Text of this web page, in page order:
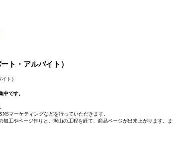
ト・アルバイト）
中です。
マーケティングなどを行っていただきます。
工やページ作りと、沢山の工程を経て、商品ページが出来上がります。